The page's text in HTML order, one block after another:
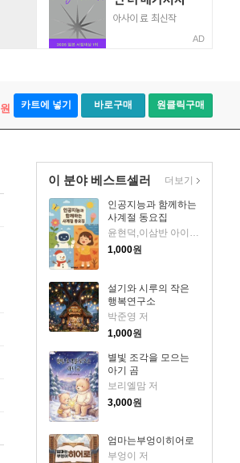
AD
원 카트에 넣기 바로구매 원클릭구매
이 분야 베스트셀러
인공지능과 함께하는
사계절 동요집
윤현덕,이삼반 아이들 저
1,000원
설기와 시루의 작은
행복연구소
박준영 저
1,000원
별빛 조각을 모으는
아기 곰
보리엘맘 저
3,000원
엄마는부엉이히어로
부엉이 저
더보기